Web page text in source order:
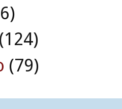
(124)
(79)